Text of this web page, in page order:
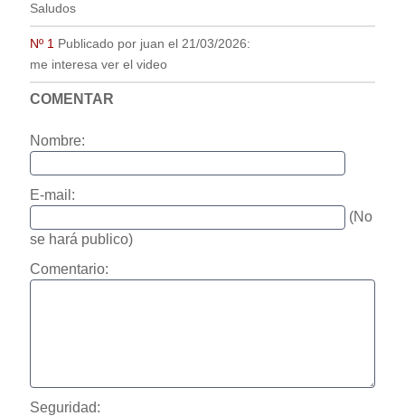
Saludos
Nº 1 Publicado por juan el 21/03/2026:
me interesa ver el video
COMENTAR
Nombre:
E-mail:
(No
se hará publico)
Comentario:
Seguridad: